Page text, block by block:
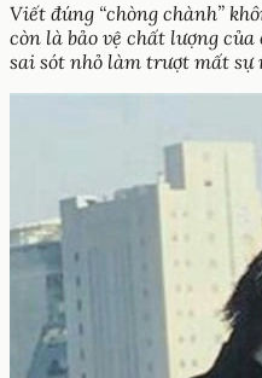
Viết đúng “chòng chành”
còn là bảo vệ chất lượng
sai sót nhỏ làm trượt mất sự